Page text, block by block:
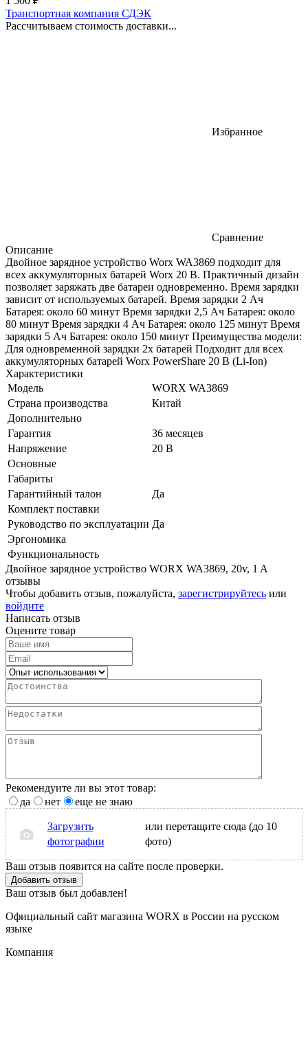
Транспортная компания СДЭК
Рассчитываем стоимость доставки...
Избранное
Сравнение
Описание
Двойное зарядное устройство Worx WA3869 подходит для
всех аккумуляторных батарей Worx 20 В. Практичный дизайн
позволяет заряжать две батареи одновременно. Время зарядки
зависит от используемых батарей. Время зарядки 2 Ач
Батарея: около 60 минут Время зарядки 2,5 Ач Батарея: около
80 минут Время зарядки 4 Ач Батарея: около 125 минут Время
зарядки 5 Ач Батарея: около 150 минут Преимущества модели:
Для одновременной зарядки 2x батарей Подходит для всех
аккумуляторных батарей Worx PowerShare 20 В (Li-Ion)
Характеристики
Модель
WORX WA3869
Страна производства
Китай
Дополнительно
Гарантия
36 месяцев
Напряжение
20 В
Основные
Габариты
Гарантийный талон
Да
Комплект поставки
Руководство по эксплуатации Да
Эргономика
Функциональность
Двойное зарядное устройство WORX WA3869, 20v, 1 A
отзывы
Чтобы добавить отзыв, пожалуйста, зарегистрируйтесь или
войдите
Написать отзыв
Оцените товар
Рекомендуите ли вы этот товар:
да
нет еще не знаю
Загрузить
фотографии
или перетащите сюда (до 10
фото)
Ваш отзыв появится на сайте после проверки.
Добавить отзыв
Ваш отзыв был добавлен!
Официальный сайт магазина WORX в России на русском
языке
Компания